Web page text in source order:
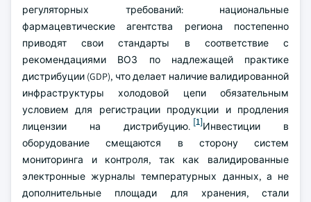
регуляторных требований: национальные
фармацевтические агентства региона постепенно
приводят свои стандарты в соответствие с
рекомендациями ВОЗ по надлежащей практике
дистрибуции (GDP), что делает наличие валидированной
инфраструктуры холодовой цепи обязательным
условием для регистрации продукции и продления
лицензии на дистрибуцию. [1]Инвестиции в
оборудование смещаются в сторону систем
мониторинга и контроля, так как валидированные
электронные журналы температурных данных, а не
дополнительные площади для хранения, стали